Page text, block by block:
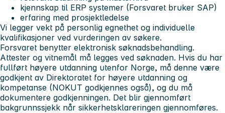
kjennskap til ERP systemer (Forsvaret bruker SAP)
erfaring med prosjektledelse
Vi legger vekt på personlig egnethet og individuelle
kvalifikasjoner ved vurderingen av søkere.
Forsvaret benytter elektronisk søknadsbehandling.
Attester og vitnemål må legges ved søknaden. Hvis du har
fullført høyere utdanning utenfor Norge, må denne være
godkjent av Direktoratet for høyere utdanning og
kompetanse (NOKUT godkjennes også), og du må
dokumentere godkjenningen. Det blir gjennomført
bakgrunnssjekk når sikkerhetsklareringen gjennomføres.